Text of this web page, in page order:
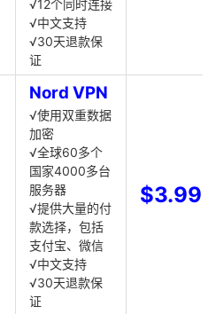
√12个同时连接
√中文支持
√30天退款保
证
Nord VPN
√使用双重数据
加密
√全球60多个
国家4000多台
服务器
√提供大量的付
款选择，包括
支付宝、微信
√中文支持
√30天退款保
证
$3.99